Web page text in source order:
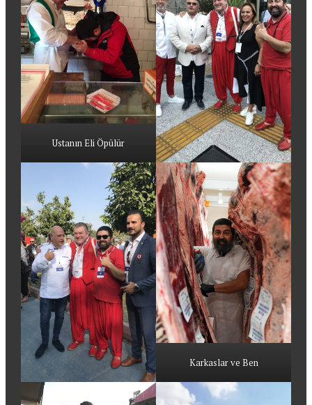
Ustanın Eli Öpülür
Karkaslar ve Ben